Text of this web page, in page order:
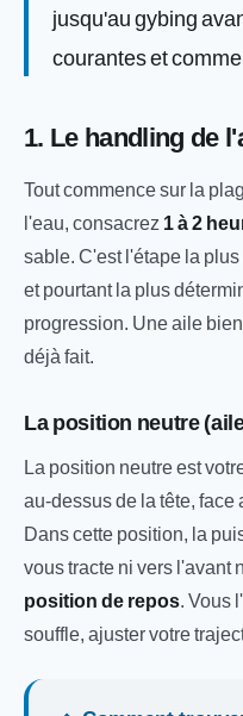
jusqu'au gybing
courantes et
1. Le handling de
Tout commence sur la
l'eau, consacrez 1 à 2
sable. C'est l'étape la
et pourtant la plus
progression. Une aile
déjà fait.
La position neutre
La position neutre est
au-dessus de la tête,
Dans cette position, la
vous tracte ni vers l'avant
position de repos. Vous
souffle, ajuster votre